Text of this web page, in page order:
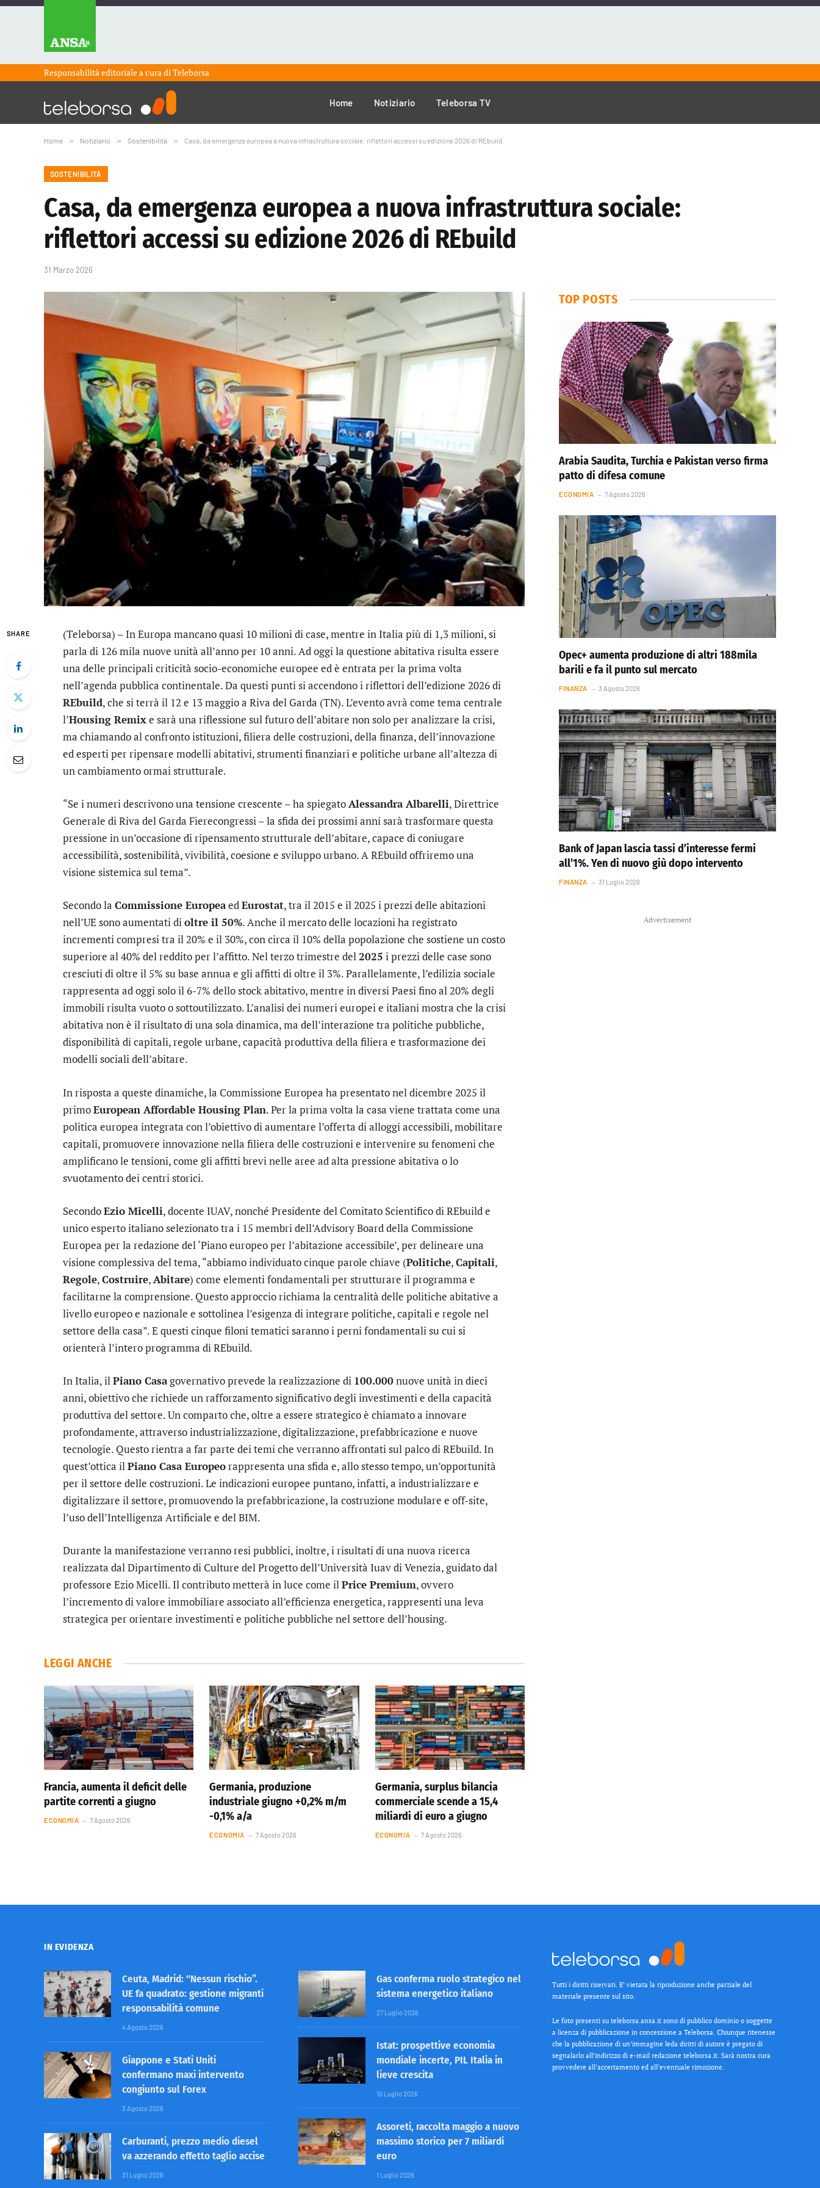
Responsabilità editoriale a cura diTeleborsa
Home Notiziario Teleborsa TV
Home » Notiziario » Sostenibilità » Casa, da emergenza europea a nuova infrastruttura sociale: riflettori accessi su edizione 2026 di REbuild
SOSTENIBILITÀ
Casa, da emergenza europea a nuova infrastruttura sociale:
riflettori accessi su edizione 2026 di REbuild
31 Marzo 2026
SHARE
(Teleborsa) – In Europa mancano quasi 10 milioni di case, mentre in Italia più di 1,3 milioni, si
parla di 126 mila nuove unità all’anno per 10 anni. Ad oggi la questione abitativa risulta essere
una delle principali criticità socio-economiche europee ed è entrata per la prima volta
nell’agenda pubblica continentale. Da questi punti si accendono i riflettori dell’edizione 2026 di
REbuild, che si terrà il 12 e 13 maggio a Riva del Garda (TN). L’evento avrà come tema centrale
l’Housing Remixe sarà una riflessione sul futuro dell’abitare non solo per analizzare la crisi,
ma chiamando al confronto istituzioni, filiera delle costruzioni, della finanza, dell’innovazione
ed esperti per ripensare modelli abitativi, strumenti finanziari e politiche urbane all’altezza di
un cambiamento ormai strutturale.
“Se i numeri descrivono una tensione crescente – ha spiegatoAlessandra Albarelli, Direttrice
Generale di Riva del Garda Fierecongressi – la sfida dei prossimi anni sarà trasformare questa
pressione in un’occasione di ripensamento strutturale dell’abitare, capace di coniugare
accessibilità, sostenibilità, vivibilità, coesione e sviluppo urbano. A REbuild offriremo una
visione sistemica sul tema”.
Secondo la Commissione EuropeaedEurostat, tra il 2015 e il 2025 i prezzi delle abitazioni
nell’UE sono aumentati dioltre il 50%. Anche il mercato delle locazioni ha registrato
incrementi compresi tra il 20% e il 30%, con circa il 10% della popolazione che sostiene un costo
superiore al 40% del reddito per l’affitto. Nel terzo trimestre del2025 i prezzi delle case sono
cresciuti di oltre il 5% su base annua e gli affitti di oltre il 3%. Parallelamente, l’edilizia sociale
rappresenta ad oggi solo il 6-7% dello stock abitativo, mentre in diversi Paesi fino al 20% degli
immobili risulta vuoto o sottoutilizzato. L’analisi dei numeri europei e italiani mostra che la crisi
abitativa non è il risultato di una sola dinamica, ma dell’interazione tra politiche pubbliche,
disponibilità di capitali, regole urbane, capacità produttiva della filiera e trasformazione dei
modelli sociali dell’abitare.
In risposta a queste dinamiche, la Commissione Europea ha presentato nel dicembre 2025 il
primoEuropean Affordable Housing Plan. Per la prima volta la casa viene trattata come una
politica europea integrata con l’obiettivo di aumentare l’offerta di alloggi accessibili, mobilitare
capitali, promuovere innovazione nella filiera delle costruzioni e intervenire su fenomeni che
amplificano le tensioni, come gli affitti brevi nelle aree ad alta pressione abitativa o lo
svuotamento dei centri storici.
SecondoEzio Micelli, docente IUAV, nonché Presidente del Comitato Scientifico di REbuild e
unico esperto italiano selezionato tra i 15 membri dell’Advisory Board della Commissione
Europea per la redazione del ‘Piano europeo per l’abitazione accessibile’, per delineare una
visione complessiva del tema, “abbiamo individuato cinque parole chiave (Politiche,Capitali,
Regole,Costruire,Abitare) come elementi fondamentali per strutturare il programma e
facilitarne la comprensione. Questo approccio richiama la centralità delle politiche abitative a
livello europeo e nazionale e sottolinea l’esigenza di integrare politiche, capitali e regole nel
settore della casa”. E questi cinque filoni tematici saranno i perni fondamentali su cui si
orienterà l’intero programma di REbuild.
In Italia, ilPiano Casagovernativo prevede la realizzazione di 100.000nuove unità in dieci
anni, obiettivo che richiede un rafforzamento significativo degli investimenti e della capacità
produttiva del settore. Un comparto che, oltre a essere strategico è chiamato a innovare
profondamente, attraverso industrializzazione, digitalizzazione, prefabbricazione e nuove
tecnologie. Questo rientra a far parte dei temi che verranno affrontati sul palco di REbuild. In
quest’ottica ilPiano Casa Europeorappresenta una sfida e, allo stesso tempo, un’opportunità
per il settore delle costruzioni. Le indicazioni europee puntano, infatti, a industrializzare e
digitalizzare il settore, promuovendo la prefabbricazione, la costruzione modulare e off-site,
l’uso dell’Intelligenza Artificiale e del BIM.
Durante la manifestazione verranno resi pubblici, inoltre, i risultati di una nuova ricerca
realizzata dal Dipartimento di Culture del Progetto dell’Università Iuav di Venezia, guidato dal
professore Ezio Micelli. Il contributo metterà in luce come ilPrice Premium, ovvero
l’incremento di valore immobiliare associato all’efficienza energetica, rappresenti una leva
strategica per orientare investimenti e politiche pubbliche nel settore dell’housing.
LEGGI ANCHE
Francia, aumenta il deficit delle
partite correnti a giugno
ECONOMIA 7 Agosto 2026
Germania, produzione
industriale giugno +0,2% m/m
-0,1% a/a
ECONOMIA 7 Agosto 2026
Germania, surplus bilancia
commerciale scende a 15,4
miliardi di euro a giugno
ECONOMIA 7 Agosto 2026
TOP POSTS
Arabia Saudita, Turchia e Pakistan verso firma
patto di difesa comune
ECONOMIA 7 Agosto 2026
Opec+ aumenta produzione di altri 188mila
barili e fa il punto sul mercato
FINANZA 3 Agosto 2026
Bank of Japan lascia tassi d’interesse fermi
all’1%. Yen di nuovo giù dopo intervento
FINANZA 31 Luglio 2026
Advertisement
IN EVIDENZA
Ceuta, Madrid: “Nessun rischio”.
UE fa quadrato: gestione migranti
responsabilità comune
4 Agosto 2026
Giappone e Stati Uniti
confermano maxi intervento
congiunto sul Forex
3 Agosto 2026
Carburanti, prezzo medio diesel
va azzerando effetto taglio accise
31 Luglio 2026
Gas conferma ruolo strategico nel
sistema energetico italiano
27 Luglio 2026
Istat: prospettive economia
mondiale incerte, PIL Italia in
lieve crescita
10 Luglio 2026
Assoreti, raccolta maggio a nuovo
massimo storico per 7 miliardi
euro
1 Luglio 2026
Tutti i diritti riservati. E’ vietata la riproduzione anche parziale del
materiale presente sul sito.
Le foto presenti su teleborsa.ansa.it sono di pubblico dominio o soggette
a licenza di pubblicazione in concessione a Teleborsa. Chiunque ritenesse
che la pubblicazione di un’immagine leda diritti di autore è pregato di
segnalarlo all’indirizzo di e-mail redazione teleborsa.it. Sarà nostra cura
provvedere all’accertamento ed all’eventuale rimozione.